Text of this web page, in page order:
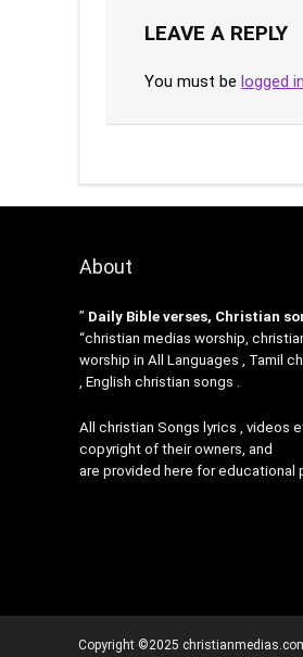
LEAVE A REPLY
You must be logged in
About
” Daily Bible verses, Christian
“christian medias worship,
worship in All Languages , Tamil
, English christian songs .
All christian Songs lyrics , videos
copyright of their owners, and
are provided here for educational
Copyright ©2025